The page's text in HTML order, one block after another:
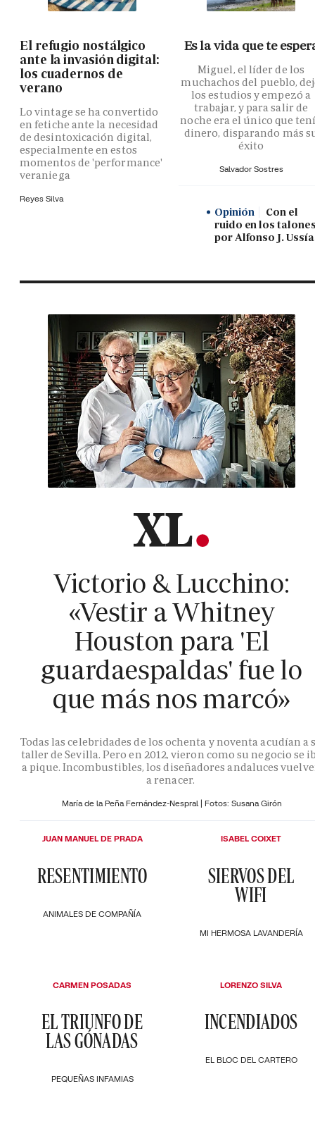
El refugio nostálgico
ante la invasión digital:
los cuadernos de
verano
Lo vintage se ha convertido
en fetiche ante la necesidad
de desintoxicación digital,
especialmente en estos
momentos de 'performance'
veraniega
Reyes Silva
Es la vida que te
Miguel, el líder de los
muchachos del pueblo,
los estudios y empezó a
trabajar, y para salir de
noche era el único que
dinero, disparando más
éxito
Salvador Sostres
Opinión
Con el
ruido en los
por Alfonso J. Ussía
Victorio & Lucchino:
«Vestir a Whitney
Houston para 'El
guardaespaldas' fue lo
que más nos marcó»
Todas las celebridades de los ochenta y noventa acudían a
taller de Sevilla. Pero en 2012, vieron como su negocio se
a pique. Incombustibles, los diseñadores andaluces
a renacer.
María de la Peña Fernández-Nespral | Fotos: Susana Girón
ANIMALES DE COMPAÑÍA
RESENTIMIENTO
JUAN MANUEL DE PRADA
MI HERMOSA LAVANDERÍA
SIERVOS DEL
WIFI
ISABEL COIXET
PEQUEÑAS INFAMIAS
EL TRIUNFO DE
LAS GÓNADAS
CARMEN POSADAS
EL BLOC DEL CARTERO
INCENDIADOS
LORENZO SILVA